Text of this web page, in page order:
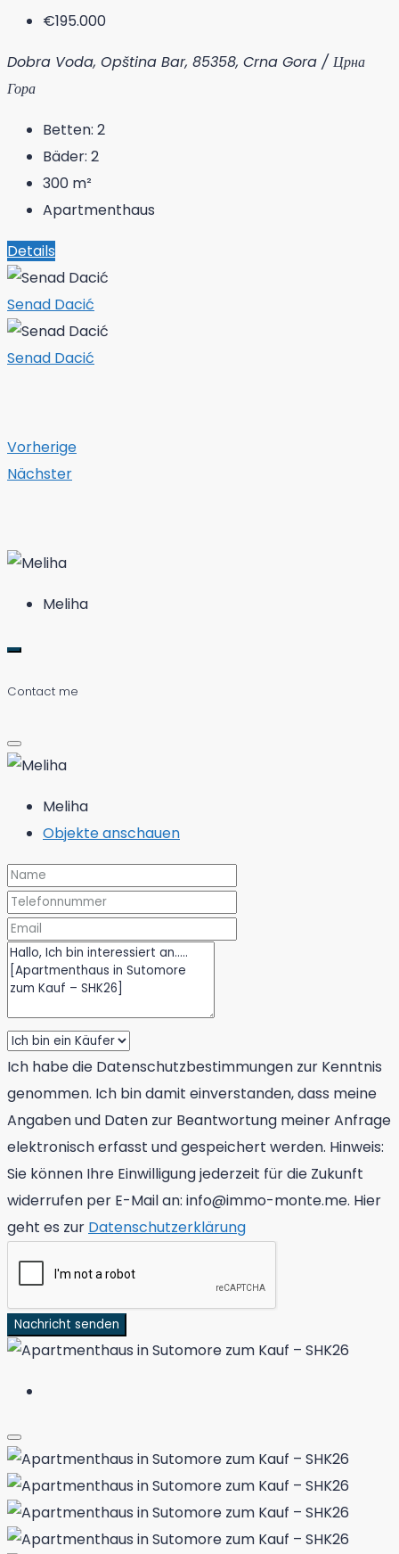
€195.000
Dobra Voda, Opština Bar, 85358, Crna Gora / Црна
Гора
Betten: 2
Bäder: 2
300 m²
Apartmenthaus
Details
Senad Dacić
Senad Dacić
Vorherige
Nächster
Meliha
Contact me
Meliha
Objekte anschauen
Ich habe die Datenschutzbestimmungen zur Kenntnis
genommen. Ich bin damit einverstanden, dass meine
Angaben und Daten zur Beantwortung meiner Anfrage
elektronisch erfasst und gespeichert werden. Hinweis:
Sie können Ihre Einwilligung jederzeit für die Zukunft
widerrufen per E-Mail an: info@immo-monte.me. Hier
geht es zur Datenschutzerklärung
Nachricht senden